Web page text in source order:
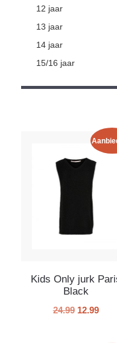
12 jaar
13 jaar
14 jaar
15/16 jaar
Kids Only jurk
Black
24.99 12.99